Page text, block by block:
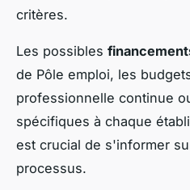
critères.
Les possibles
de Pôle emploi, les
professionnelle continue
spécifiques à chaque
est crucial de s'informer
processus.